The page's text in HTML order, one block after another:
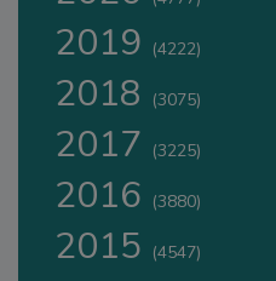
2019 (4222)
2018 (3075)
2017 (3225)
2016 (3880)
2015 (4547)